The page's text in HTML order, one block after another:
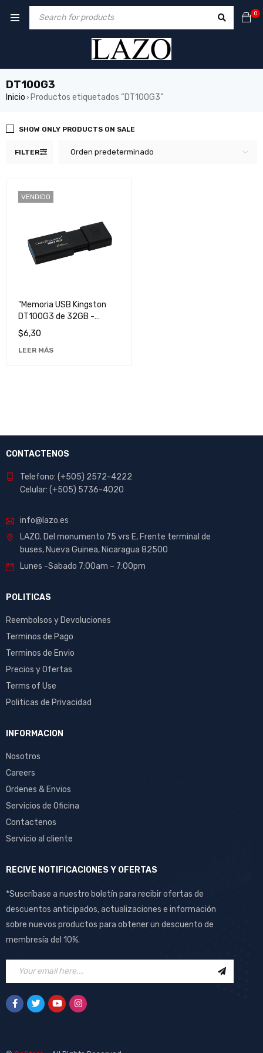
0
DT100G3
Inicio › Productos etiquetados “DT100G3”
FILTER Orden predeterminado
SHOW ONLY PRODUCTS ON SALE
VENDIDO
"Memoria USB Kingston
DT100G3 de 32GB -
Almacenamiento Portátil
y Rápido"
$6,30
LEER MÁS
CONTACTENOS
Telefono: (+505) 2572-4222
Celular: (+505) 5736-4020
info@lazo.es
LAZO. Del monumento 75 vrs E, Frente terminal de
buses, Nueva Guinea, Nicaragua 82500
Lunes -Sabado 7:00am – 7:00pm
POLITICAS
Reembolsos y Devoluciones
Terminos de Pago
Terminos de Envio
Precios y Ofertas
Terms of Use
Politicas de Privacidad
INFORMACION
Nosotros
Careers
Ordenes & Envios
Servicios de Oficina
Contactenos
Servicio al cliente
RECIVE NOTIFICACIONES Y OFERTAS
*Suscríbase a nuestro boletín para recibir ofertas de
descuentos anticipados, actualizaciones e información
sobre nuevos productos para obtener un descuento de
membresía del 10%.